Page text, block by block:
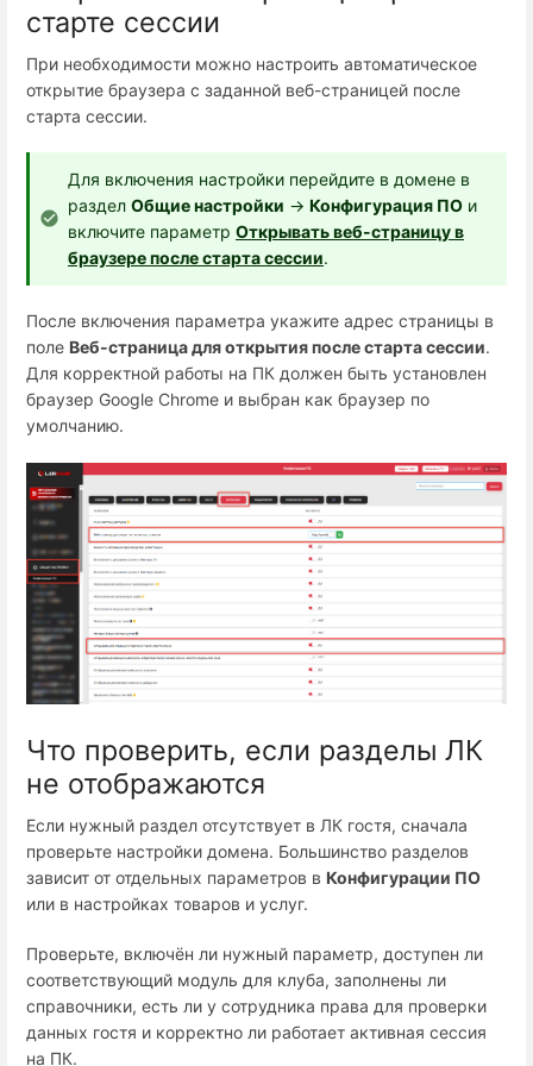
старте сессии
При необходимости можно настроить автоматическое
открытие браузера с заданной веб-страницей после
старта сессии.
Для включения настройки перейдите в домене в
раздел Общие настройки → Конфигурация ПО и
включите параметр Открывать веб-страницу в
браузере после старта сессии.
После включения параметра укажите адрес страницы в
поле Веб-страница для открытия после старта сессии.
Для корректной работы на ПК должен быть установлен
браузер Google Chrome и выбран как браузер по
умолчанию.
Что проверить, если разделы ЛК
не отображаются
Если нужный раздел отсутствует в ЛК гостя, сначала
проверьте настройки домена. Большинство разделов
зависит от отдельных параметров в Конфигурации ПО
или в настройках товаров и услуг.
Проверьте, включён ли нужный параметр, доступен ли
соответствующий модуль для клуба, заполнены ли
справочники, есть ли у сотрудника права для проверки
данных гостя и корректно ли работает активная сессия
на ПК.